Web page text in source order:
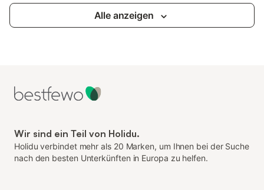
Alle anzeigen
Wir sind ein Teil von Holidu.
Holidu verbindet mehr als 20 Marken, um Ihnen bei der Suche
nach den besten Unterkünften in Europa zu helfen.